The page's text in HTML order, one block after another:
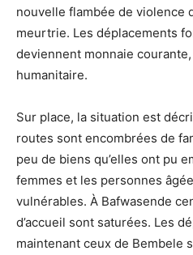
nouvelle flambée de violence
meurtrie. Les déplacements
deviennent monnaie
humanitaire.
Sur place, la situation est
routes sont encombrées de
peu de biens qu’elles ont pu
femmes et les personnes
vulnérables. À Bafwasende
d’accueil sont saturées. Les
maintenant ceux de Bembele